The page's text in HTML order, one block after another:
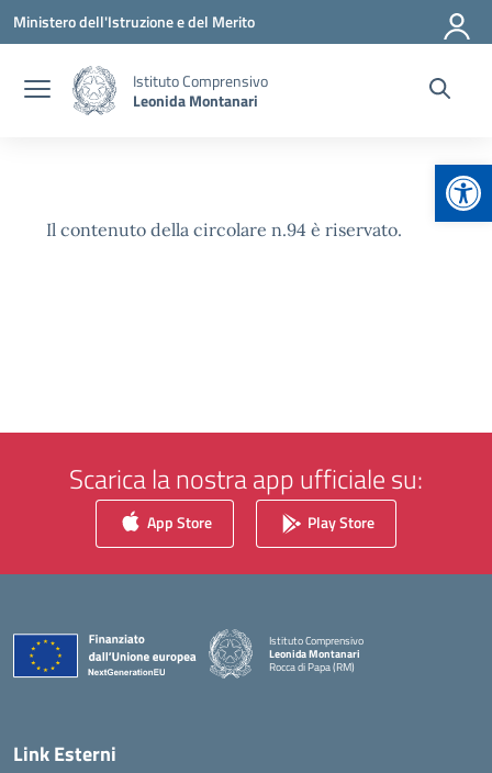
Vai ai contenuti
Vai al menu di navigazione
Vai al footer
Ministero dell'Istruzione e del Merito
Istituto Comprensivo
Leonida Montanari
Il contenuto della circolare n.94 è riservato.
Scarica la nostra app ufficiale su:
App Store Play Store
Istituto Comprensivo
Leonida Montanari
Rocca di Papa (RM)
— Visita la pagina iniziale della scuola
Link Esterni